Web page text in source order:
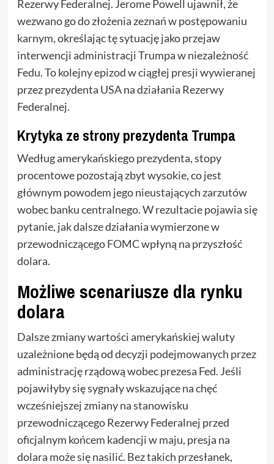
Rezerwy Federalnej. Jerome Powell ujawnił, że
wezwano go do złożenia zeznań w postępowaniu
karnym, określając tę sytuację jako przejaw
interwencji administracji Trumpa w niezależność
Fedu. To kolejny epizod w ciągłej presji wywieranej
przez prezydenta USA na działania Rezerwy
Federalnej.
Krytyka ze strony prezydenta Trumpa
Według amerykańskiego prezydenta, stopy
procentowe pozostają zbyt wysokie, co jest
głównym powodem jego nieustających zarzutów
wobec banku centralnego. W rezultacie pojawia się
pytanie, jak dalsze działania wymierzone w
przewodniczącego FOMC wpłyną na przyszłość
dolara.
Możliwe scenariusze dla rynku
dolara
Dalsze zmiany wartości amerykańskiej waluty
uzależnione będą od decyzji podejmowanych przez
administrację rządową wobec prezesa Fed. Jeśli
pojawiłyby się sygnały wskazujące na chęć
wcześniejszej zmiany na stanowisku
przewodniczącego Rezerwy Federalnej przed
oficjalnym końcem kadencji w maju, presja na
dolara może się nasilić. Bez takich przesłanek,